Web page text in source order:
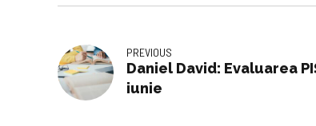
PREVIOUS
Daniel David: Evaluarea
iunie